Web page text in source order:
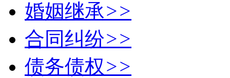
婚姻继承>>
合同纠纷>>
债务债权>>